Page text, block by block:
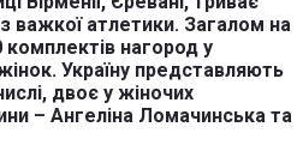
важкої атлетики. Загалом на
комплектів нагород у
Україну представляють
двоє у жіночих
– Ангеліна Ломачинська та